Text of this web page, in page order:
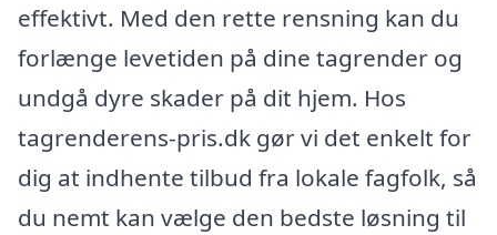
effektivt. Med den rette rensning kan du
forlænge levetiden på dine tagrender og
undgå dyre skader på dit hjem. Hos
tagrenderens-pris.dk gør vi det enkelt for
dig at indhente tilbud fra lokale fagfolk, så
du nemt kan vælge den bedste løsning til